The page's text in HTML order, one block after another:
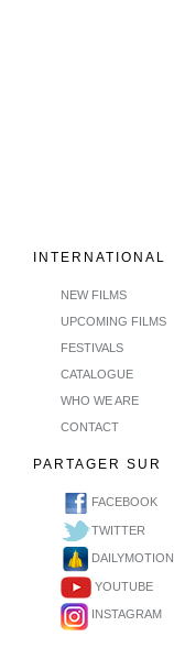
INTERNATIONAL
NEW FILMS
UPCOMING FILMS
FESTIVALS
CATALOGUE
WHO WE ARE
CONTACT
PARTAGER SUR
FACEBOOK
TWITTER
DAILYMOTION
YOUTUBE
INSTAGRAM